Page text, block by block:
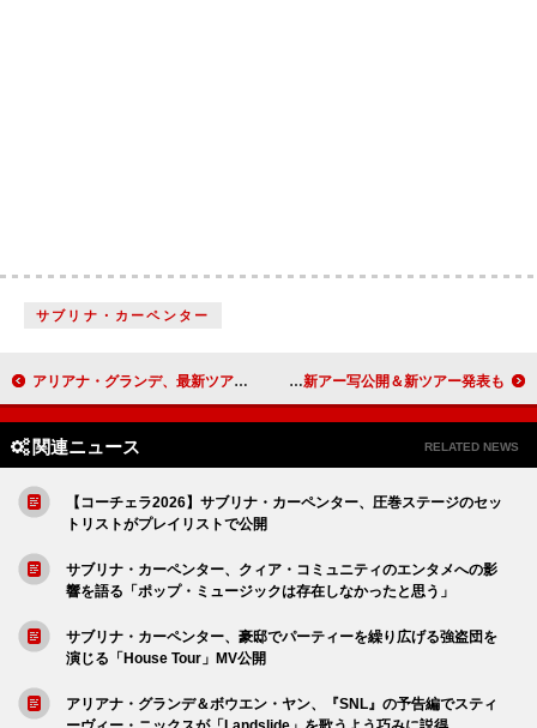
サブリナ・カーペンター
アリアナ・グランデ、最新ツアーリハ映像とともに『デンジャラス・ウーマン』10周年を祝う BRADIO、インディーズ時代の全楽曲披露ライブでバンド結成15周年イヤー終幕 新アー写公開＆新ツアー発表も
関連ニュース RELATED NEWS
【コーチェラ2026】サブリナ・カーペンター、圧巻ステージのセッ
トリストがプレイリストで公開
サブリナ・カーペンター、クィア・コミュニティのエンタメへの影
響を語る「ポップ・ミュージックは存在しなかったと思う」
サブリナ・カーペンター、豪邸でパーティーを繰り広げる強盗団を
演じる「House Tour」MV公開
アリアナ・グランデ＆ボウエン・ヤン、『SNL』の予告編でスティ